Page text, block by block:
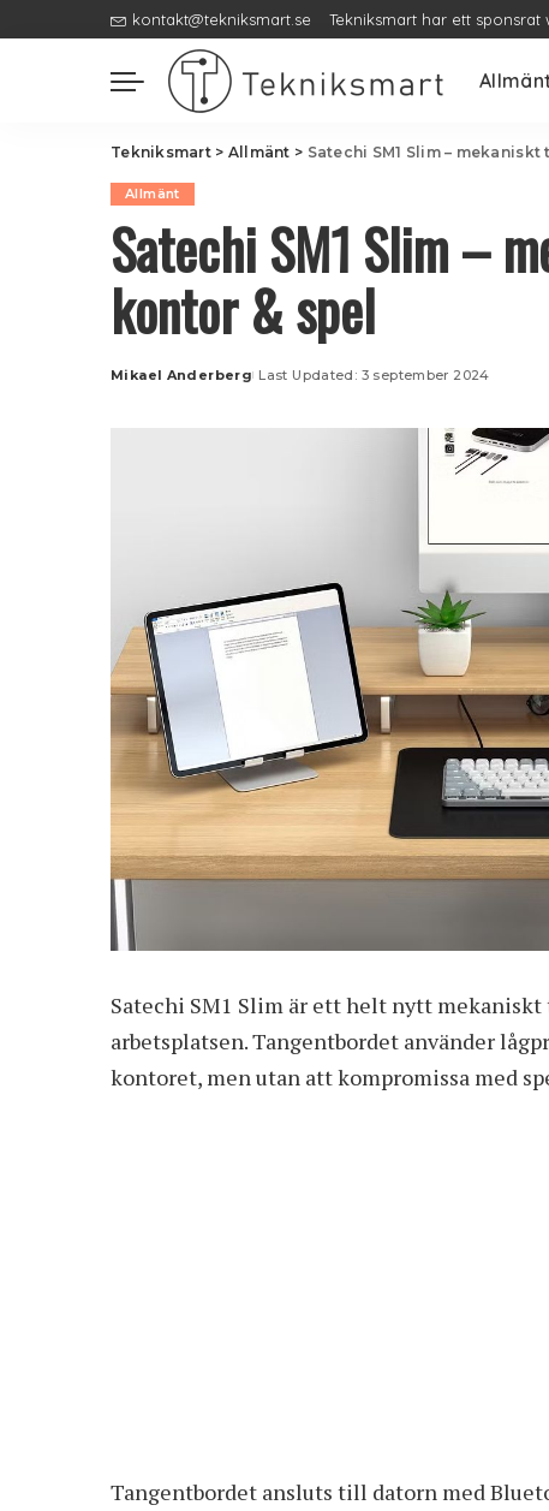
kontakt@tekniksmart.se Tekniksmart har ett
Tekniksmart> Allmänt > Satechi SM1 Slim –
Allmänt
Satechi SM1 Slim –
kontor & spel
Posted
Mikael Anderberg Last Updated: 3 september 2024
Satechi SM1 Slim är ett helt nytt mekaniskt
arbetsplatsen. Tangentbordet använder
kontoret, men utan att kompromissa med
Tangentbordet ansluts till datorn med